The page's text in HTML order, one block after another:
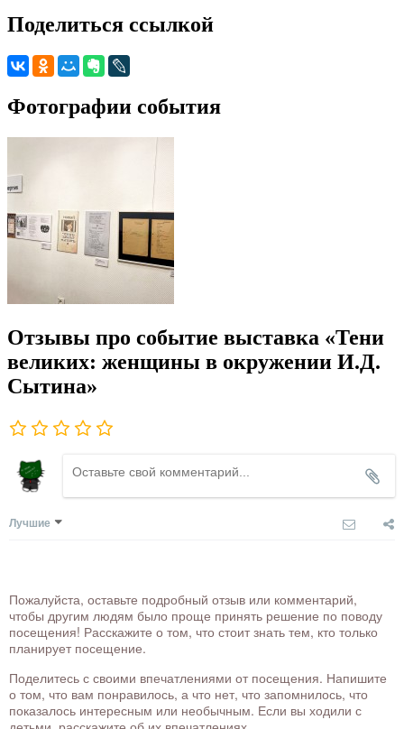
Поделиться ссылкой
Фотографии события
Отзывы про событие выставка «Тени
великих: женщины в окружении И.Д.
Сытина»
Лучшие
Пожалуйста, оставьте подробный отзыв или комментарий,
чтобы другим людям было проще принять решение по поводу
посещения! Расскажите о том, что стоит знать тем, кто только
планирует посещение.
Поделитесь с своими впечатлениями от посещения. Напишите
о том, что вам понравилось, а что нет, что запомнилось, что
показалось интересным или необычным. Если вы ходили с